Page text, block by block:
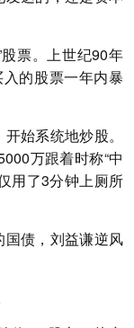
票。上世纪90年
的股票一年内暴
始系统地炒股。
万跟着时称“中
用了3分钟上厕所
债，刘益谦逆风